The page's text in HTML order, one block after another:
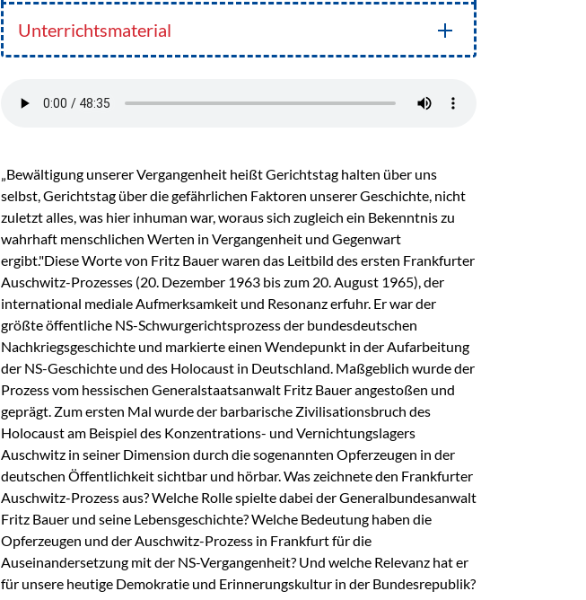
Unterrichtsmaterial
„Bewältigung unserer Vergangenheit heißt Gerichtstag halten über uns
selbst, Gerichtstag über die gefährlichen Faktoren unserer Geschichte, nicht
zuletzt alles, was hier inhuman war, woraus sich zugleich ein Bekenntnis zu
wahrhaft menschlichen Werten in Vergangenheit und Gegenwart
ergibt."Diese Worte von Fritz Bauer waren das Leitbild des ersten Frankfurter
Auschwitz-Prozesses (20. Dezember 1963 bis zum 20. August 1965), der
international mediale Aufmerksamkeit und Resonanz erfuhr. Er war der
größte öffentliche NS-Schwurgerichtsprozess der bundesdeutschen
Nachkriegsgeschichte und markierte einen Wendepunkt in der Aufarbeitung
der NS-Geschichte und des Holocaust in Deutschland. Maßgeblich wurde der
Prozess vom hessischen Generalstaatsanwalt Fritz Bauer angestoßen und
geprägt. Zum ersten Mal wurde der barbarische Zivilisationsbruch des
Holocaust am Beispiel des Konzentrations- und Vernichtungslagers
Auschwitz in seiner Dimension durch die sogenannten Opferzeugen in der
deutschen Öffentlichkeit sichtbar und hörbar. Was zeichnete den Frankfurter
Auschwitz-Prozess aus? Welche Rolle spielte dabei der Generalbundesanwalt
Fritz Bauer und seine Lebensgeschichte? Welche Bedeutung haben die
Opferzeugen und der Auschwitz-Prozess in Frankfurt für die
Auseinandersetzung mit der NS-Vergangenheit? Und welche Relevanz hat er
für unsere heutige Demokratie und Erinnerungskultur in der Bundesrepublik?